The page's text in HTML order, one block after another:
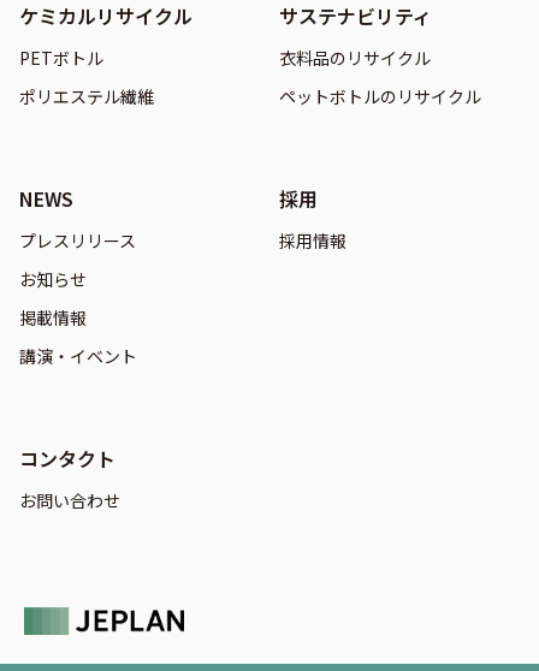
ケミカルリサイクル
PETボトル
ポリエステル繊維
サステナビリティ
衣料品のリサイクル
ペットボトルのリサイクル
NEWS
プレスリリース
お知らせ
掲載情報
講演・イベント
採用
採用情報
コンタクト
お問い合わせ